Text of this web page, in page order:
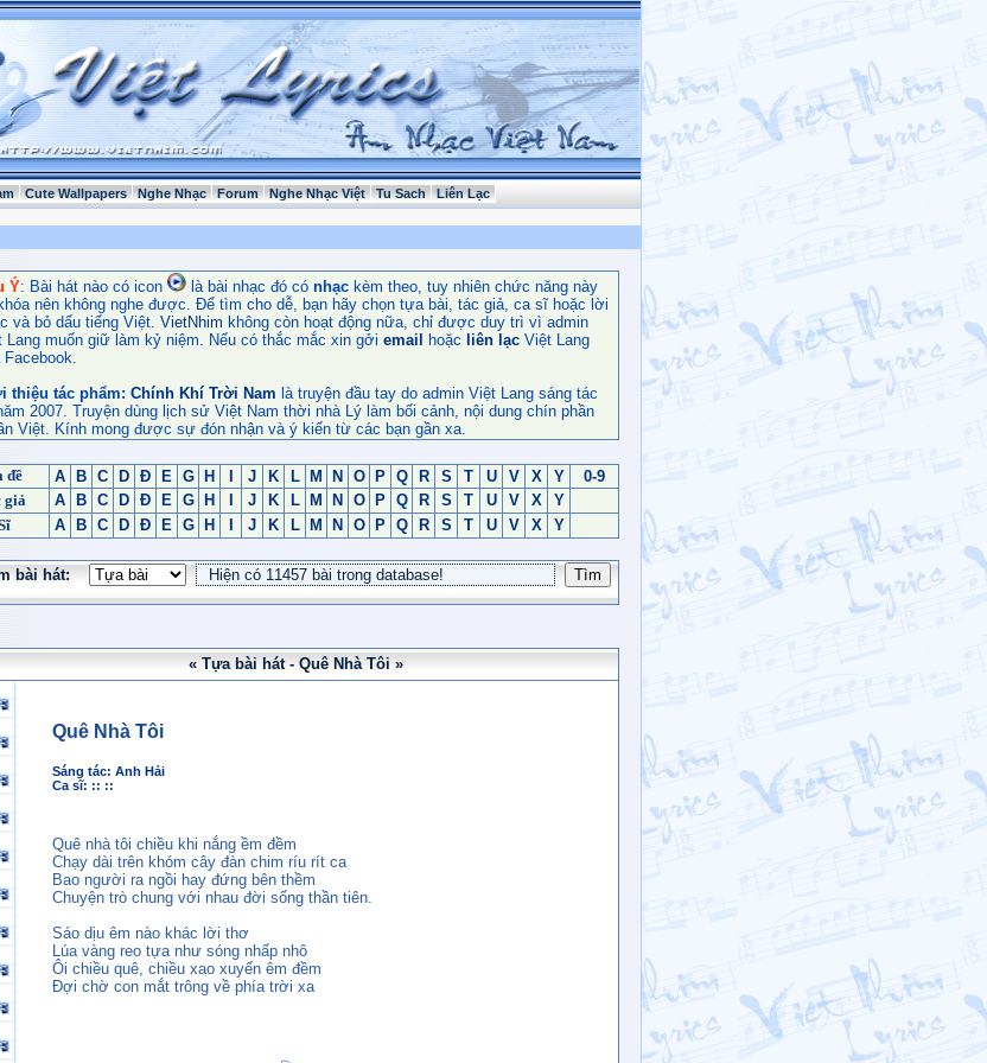
Cute Wallpapers Nghe Nhạc Forum Nghe Nhạc Việt Tu Sach Liên Lạc
Ý: Bài hát nào có icon là bài nhạc đó có nhạc kèm theo, tuy nhiên chức năng này
nên không nghe được. Để tìm cho dễ, bạn hãy chọn tựa bài, tác giả, ca sĩ hoặc lời
và bỏ dấu tiếng Việt. VietNhim không còn hoạt động nữa, chỉ được duy trì vì admin
Lang muốn giữ làm kỷ niệm. Nếu có thắc mắc xin gởi email hoặc liên lạc Việt Lang
Facebook.
thiệu tác phẩm: Chính Khí Trời Nam là truyện đầu tay do admin Việt Lang sáng tác
2007. Truyện dùng lịch sử Việt Nam thời nhà Lý làm bối cảnh, nội dung chín phần
Việt. Kính mong được sự đón nhận và ý kiến từ các bạn gần xa.
đề A B C D Đ E G H J K L M N O P Q R S T U V X Y
0-9
giả
A B C D Đ E G H J K L M N O P Q R S T U V X
Y
A B C D Đ E G H J K L M N O P Q R S T U V X Y
bài hát:
« Tựa bài hát - Quê Nhà Tôi »
Quê Nhà Tôi
Sáng tác: Anh Hải
Ca sĩ: :: ::
Quê nhà tôi chiều khi nắng ềm đềm
Chạy dài trên khóm cây đàn chim ríu rít ca
Bao người ra ngồi hay đứng bên thềm
Chuyện trò chung với nhau đời sống thần tiên.
Sáo dịu êm nào khác lời thơ
Lúa vàng reo tựa như sóng nhấp nhô
Ôi chiều quê, chiều xao xuyến êm đềm
Đợi chờ con mắt trông về phía trời xa